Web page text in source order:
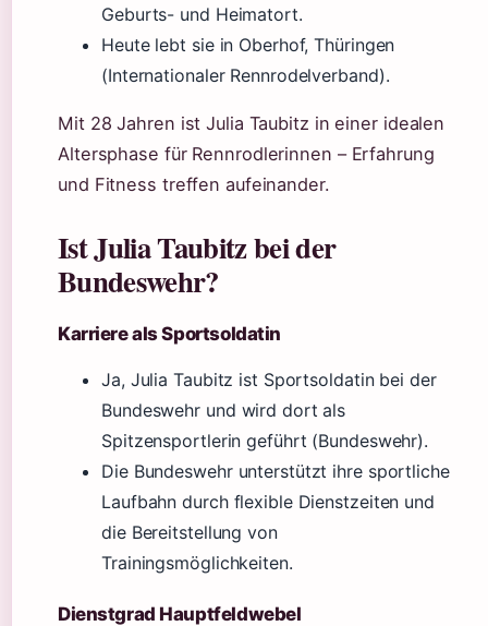
Geburts- und Heimatort.
Heute lebt sie in Oberhof, Thüringen
(Internationaler Rennrodelverband).
Mit 28 Jahren ist Julia Taubitz in einer idealen
Altersphase für Rennrodlerinnen – Erfahrung
und Fitness treffen aufeinander.
Ist Julia Taubitz bei der
Bundeswehr?
Karriere als Sportsoldatin
Ja, Julia Taubitz ist Sportsoldatin bei der
Bundeswehr und wird dort als
Spitzensportlerin geführt (Bundeswehr).
Die Bundeswehr unterstützt ihre sportliche
Laufbahn durch flexible Dienstzeiten und
die Bereitstellung von
Trainingsmöglichkeiten.
Dienstgrad Hauptfeldwebel